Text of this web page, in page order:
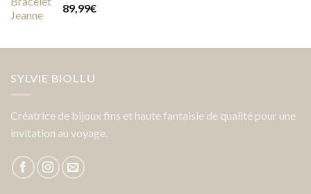
89,99€
SYLVIE BIOLLU
Créatrice de bijoux fins et haute fantaisie de qualité pour une
invitation au voyage.